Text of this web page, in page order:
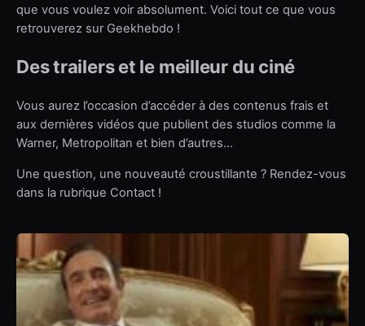
que vous voulez voir absolument. Voici tout ce que vous
retrouverez sur Geekhebdo !
Des trailers et le meilleur du ciné
Vous aurez l’occasion d’accéder à des contenus frais et
aux dernières vidéos que publient des studios comme la
Warner, Metropolitan et bien d’autres…
Une question, une nouveauté croustillante ? Rendez-vous
dans la rubrique Contact !